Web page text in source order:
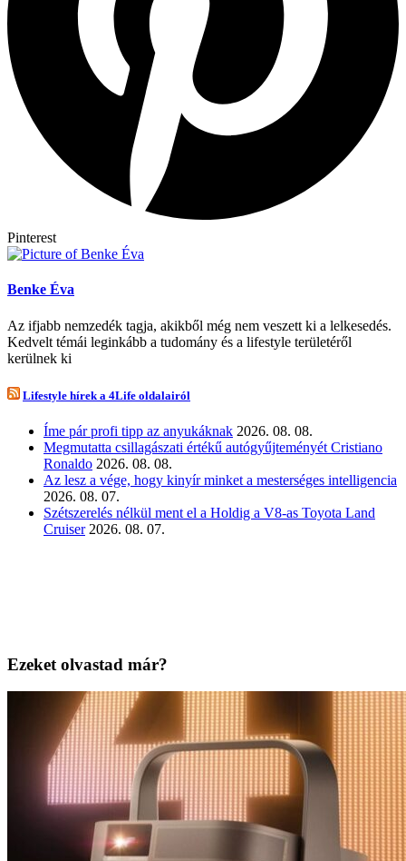
Pinterest
Benke Éva
Az ifjabb nemzedék tagja, akikből még nem veszett ki a lelkesedés.
Kedvelt témái leginkább a tudomány és a lifestyle területéről
kerülnek ki
Lifestyle hírek a 4Life oldalairól
Íme pár profi tipp az anyukáknak 2026. 08. 08.
Megmutatta csillagászati értékű autógyűjteményét Cristiano
Ronaldo 2026. 08. 08.
Az lesz a vége, hogy kinyír minket a mesterséges intelligencia
2026. 08. 07.
Szétszerelés nélkül ment el a Holdig a V8-as Toyota Land
Cruiser 2026. 08. 07.
Ezeket olvastad már?